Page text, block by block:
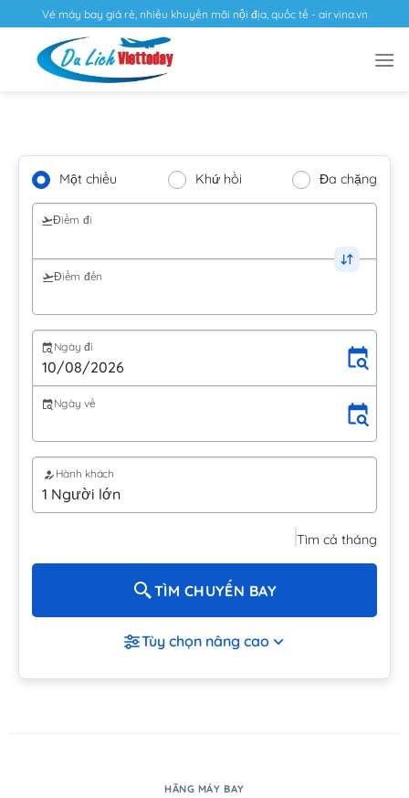
Vé máy bay giá rẻ, nhiều khuyến mãi nội địa, quốc tế - airvina.vn
Một chiều Khứ hồi Đa chặng
Điểm đi
Điểm đến
Ngày đi
Ngày về
Hành khách
Tìm cả tháng
TÌM CHUYẾN BAY
Tùy chọn nâng cao
HÃNG MÁY BAY